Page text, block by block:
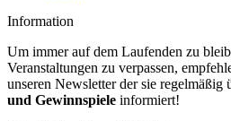
Information
Um immer auf dem Laufenden zu
Veranstaltungen zu verpassen,
unseren Newsletter der sie regelmäßig
und Gewinnspiele informiert!